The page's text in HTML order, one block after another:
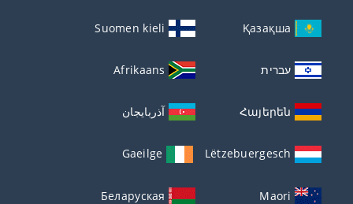
Қазақша
Suomen kieli
עברית Afrikaans
Հայերեն آذربايجان
Lëtzebuergesch
Gaeilge
Maori
Беларуская